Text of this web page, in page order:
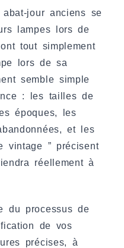
jour anciens se
lampes lors de
tout simplement
lors de sa
semble simple
: les tailles de
époques, les
et les
vintage ” précisent
réellement à
du processus de
de vos
précises, à